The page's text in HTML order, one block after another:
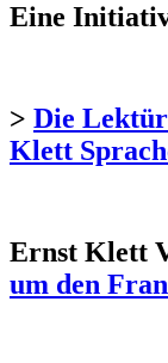
Eine
> Die
Klett
Ernst Klett
um den